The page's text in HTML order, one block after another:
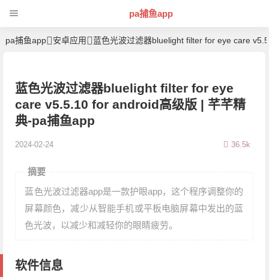
pa捕鱼app
pa捕鱼app 安卓应用 蓝色光波过滤器bluelight filter for eye care
蓝色光波过滤器bluelight filter for eye
care v5.5.10 for android高级版 | 芊芊精
典-pa捕鱼app
2024-02-24 36.5k
摘要
蓝色光波过滤器app是一款护眼app，这个程序调整你的
屏幕颜色，减少从智能手机或平板电脑屏幕中发出的蓝
色光波，以减少和减轻你的眼睛疲劳。
软件信息